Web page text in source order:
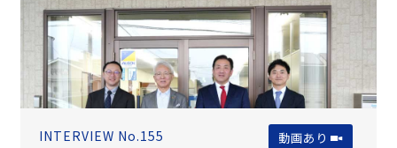
INTERVIEW No.155 動画あり